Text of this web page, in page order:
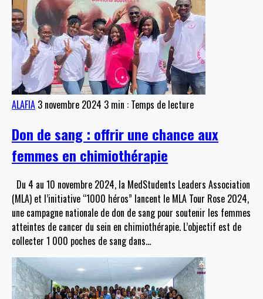
ALAFIA 3 novembre 2024 3 min : Temps de lecture
Don de sang : offrir une chance aux
femmes en chimiothérapie
Du 4 au 10 novembre 2024, la MedStudents Leaders Association
(MLA) et l’initiative “1000 héros” lancent le MLA Tour Rose 2024,
une campagne nationale de don de sang pour soutenir les femmes
atteintes de cancer du sein en chimiothérapie. L’objectif est de
collecter 1 000 poches de sang dans…